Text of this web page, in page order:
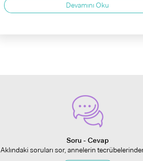
Devamını Oku
Soru - Cevap
Aklındaki soruları sor, annelerin